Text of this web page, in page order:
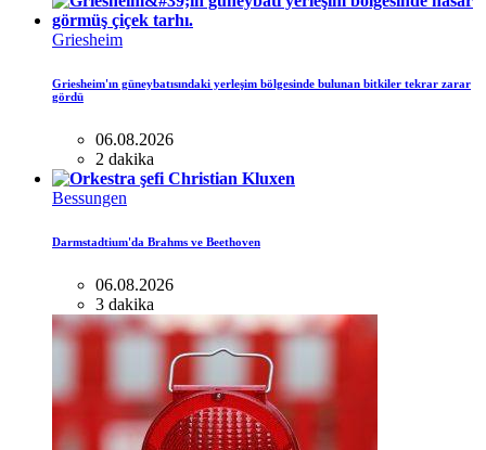
Griesheim
Griesheim'ın güneybatısındaki yerleşim bölgesinde bulunan bitkiler tekrar zarar
gördü
06.08.2026
2 dakika
Bessungen
Darmstadtium'da Brahms ve Beethoven
06.08.2026
3 dakika